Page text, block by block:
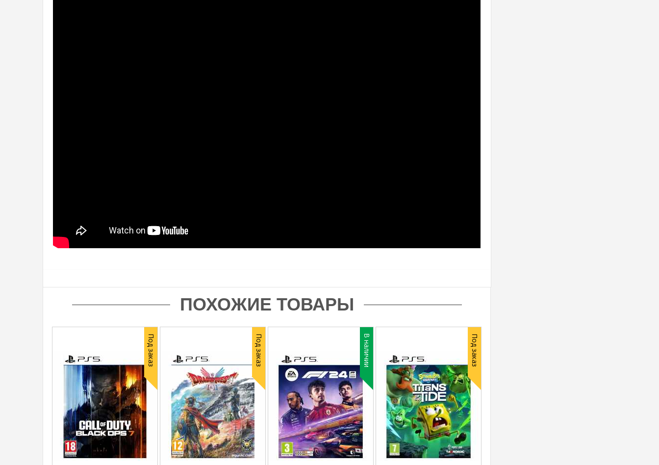
ПОХОЖИЕ ТОВАРЫ
Под заказ Под заказ В наличии Под заказ